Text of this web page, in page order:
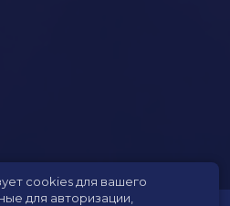
cookies для вашего
для авторизации,